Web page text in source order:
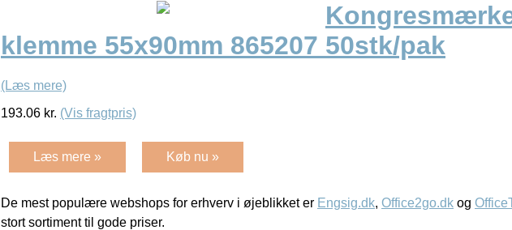
klemme 55x90mm 865207 50stk/pak
(Læs mere)
193.06 kr. (Vis fragtpris)
Læs mere » Køb nu »
De mest populære webshops for erhverv i øjeblikket er Engsig.dk, Office2go.dk og
stort sortiment til gode priser.